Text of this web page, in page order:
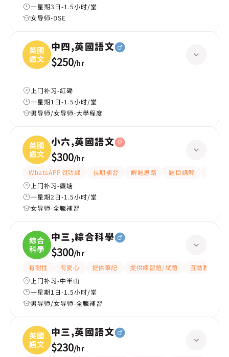
一星期3日-1.5小时/堂
女导师-DSE
英國
語文
中四,英國語文
$250/hr
上门补习-紅磡
一星期1日-1.5小时/堂
男导师/女导师-大學程度
英國
語文
小六,英國語文
$300/hr
WhatsAPP問功課 長期補習 解題思路 題目講解
上门补习-觀塘
一星期2日-1.5小时/堂
女导师-全職補習
綜合
科學
中三,綜合科學
$300/hr
有耐性 有愛心 提供筆記 提供練習題/試題 互動教學
上门补习-中半山
一星期1日-1.5小时/堂
男导师/女导师-全職補習
英國
語文
中三,英國語文
$230/hr